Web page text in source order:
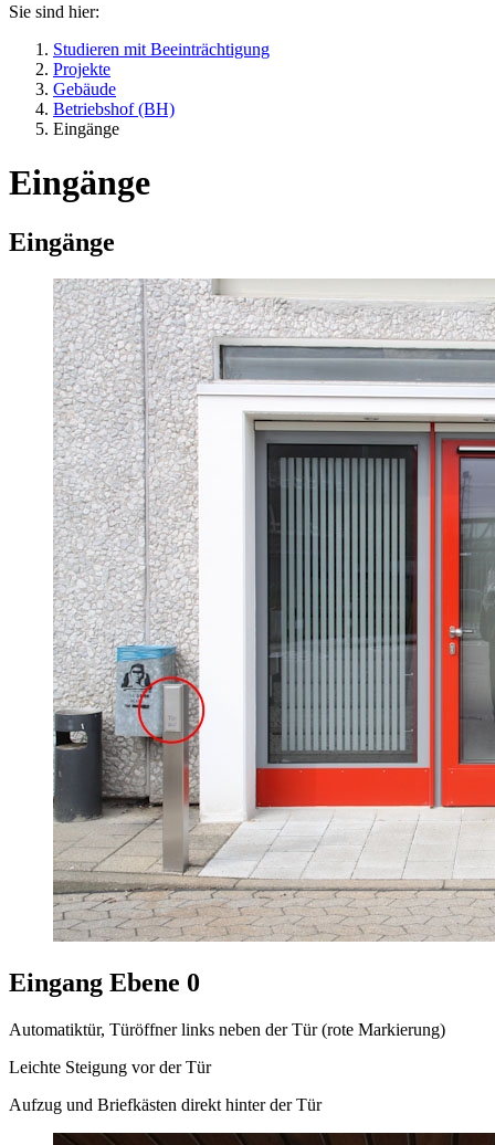
Sie sind hier:
Studieren mit Beeinträchtigung
Projekte
Gebäude
Betriebshof (BH)
Eingänge
Eingänge
Eingänge
Eingang Ebene 0
Automatiktür, Türöffner links neben der Tür (rote Markierung)
Leichte Steigung vor der Tür
Aufzug und Briefkästen direkt hinter der Tür